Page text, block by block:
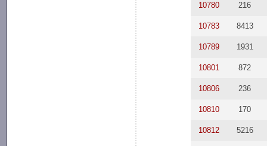
10780 216
10783 8413
10789 1931
10801 872
10806 236
10810 170
10812 5216